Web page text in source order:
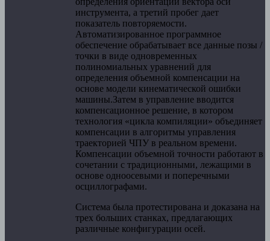
инструмента, а третий пробег дает
показатель повторяемости.
Автоматизированное программное
обеспечение обрабатывает все данные позы /
точки в виде одновременных
полиномиальных уравнений для
определения объемной компенсации на
основе модели кинематической ошибки
машины.Затем в управление вводится
компенсационное решение, в котором
технология «цикла компиляции» объединяет
компенсации в алгоритмы управления
траекторией ЧПУ в реальном времени.
Компенсации объемной точности работают в
сочетании с традиционными, лежащими в
основе одноосевыми и поперечными
осциллографами.
Система была протестирована и доказана на
трех больших станках, предлагающих
различные конфигурации осей.